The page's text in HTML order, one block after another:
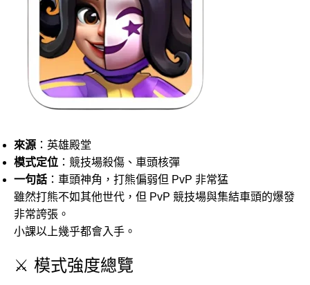
來源 ：英雄殿堂
模式定位 ：競技場殺傷、車頭核彈
一句話 ：車頭神角，打熊偏弱但 PvP 非常猛
雖然打熊不如其他世代，但 PvP 競技場與集結車頭的爆發
非常誇張。
小課以上幾乎都會入手。
⚔️ 模式強度總覽